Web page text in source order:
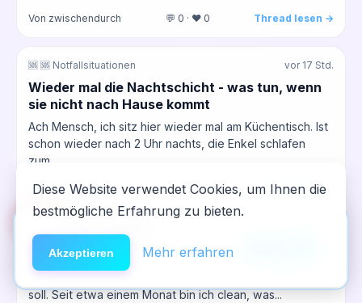
Von zwischendurch 💬 0 · ❤️ 0 Thread lesen →
🆘 🆘 Notfallsituationen vor 17 Std.
Wieder mal die Nachtschicht - was tun, wenn
sie nicht nach Hause kommt
Ach Mensch, ich sitz hier wieder mal am Küchentisch. Ist
schon wieder nach 2 Uhr nachts, die Enkel schlafen
zum...
Von leise_im_raum 💬 0 · ❤️ 0 Thread lesen →
🔓 Opiat-Entzug & Substitution
Ein Monat clean - und jetzt
soll. Seit etwa einem Monat bin ich clean, was...
🆘Hilfe
NeelixberliN auf dem Homescreen —
wie eine echte App.
Diese Website verwendet Cookies, um Ihnen die
bestmögliche Erfahrung zu bieten.
Akzeptieren Mehr erfahren